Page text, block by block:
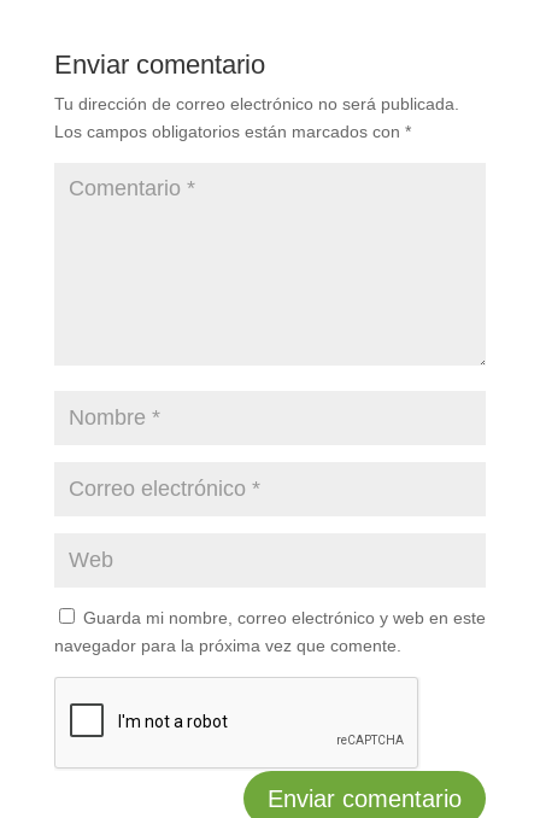
Enviar comentario
Tu dirección de correo electrónico no será publicada.
Los campos obligatorios están marcados con *
Guarda mi nombre, correo electrónico y web en este
navegador para la próxima vez que comente.